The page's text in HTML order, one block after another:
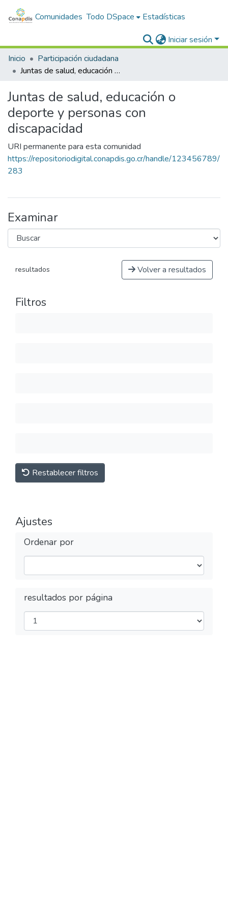
Comunidades Todo DSpace Estadísticas
Iniciar sesión
Inicio
Participación ciudadana
Juntas de salud, educación o deporte y personas con discapacidad
Juntas de salud, educación o
deporte y personas con
discapacidad
URI permanente para esta comunidad
https://repositoriodigital.conapdis.go.cr/handle/123456789/
283
Examinar
resultados Volver a resultados
Filtros
Restablecer filtros
Ajustes
Ordenar por
resultados por página